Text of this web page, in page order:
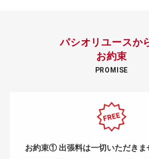
パシオリユースか
お約束
PROMISE
お約束① 出張料は一切いただきま